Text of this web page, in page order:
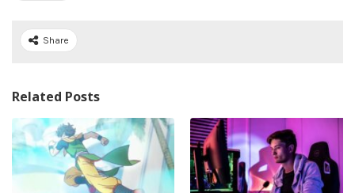
Share
Related Posts